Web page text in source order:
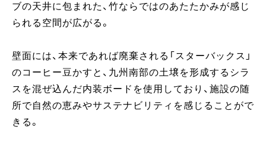
ブの天井に包まれた、竹ならではのあたたかみが感じ
られる空間が広がる。
壁面には、本来であれば廃棄される「スターバックス」
のコーヒー豆かすと、九州南部の土壌を形成するシラ
スを混ぜ込んだ内装ボードを使用しており、施設の随
所で自然の恵みやサステナビリティを感じることがで
きる。